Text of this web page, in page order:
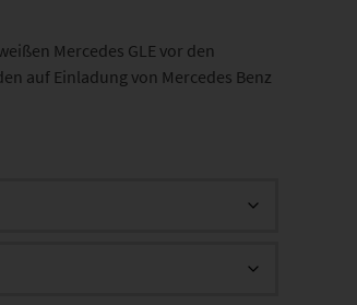
Mercedes GLE vor den
auf Einladung von Mercedes Benz